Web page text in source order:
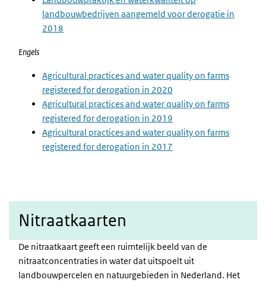
landbouwbedrijven aangemeld voor derogatie in
2018
Engels
Agricultural practices and water quality on farms
registered for derogation in 2020
Agricultural practices and water quality on farms
registered for derogation in 2019
Agricultural practices and water quality on farms
registered for derogation in 2017
Nitraatkaarten
De nitraatkaart geeft een ruimtelijk beeld van de
nitraatconcentraties in water dat uitspoelt uit
landbouwpercelen en natuurgebieden in Nederland. Het